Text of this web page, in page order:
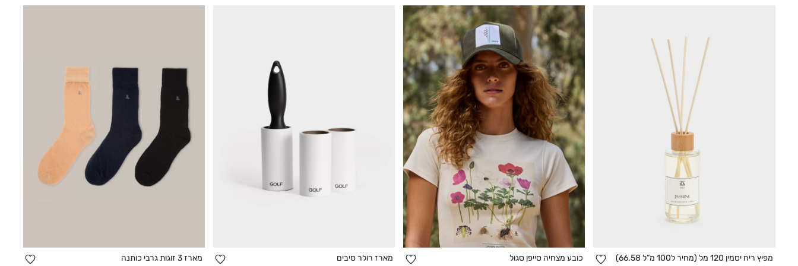
הוספה לסל מפיץ ריח יסמין 120 מל (מחיר ל100 מ”ל 66.58)
הוספה
הוספה לסלכובע מצחיה סייפן סגול
הוספהמארז רולר סיבים
הוספה
מארז 3 זוגות גרבי כותנה